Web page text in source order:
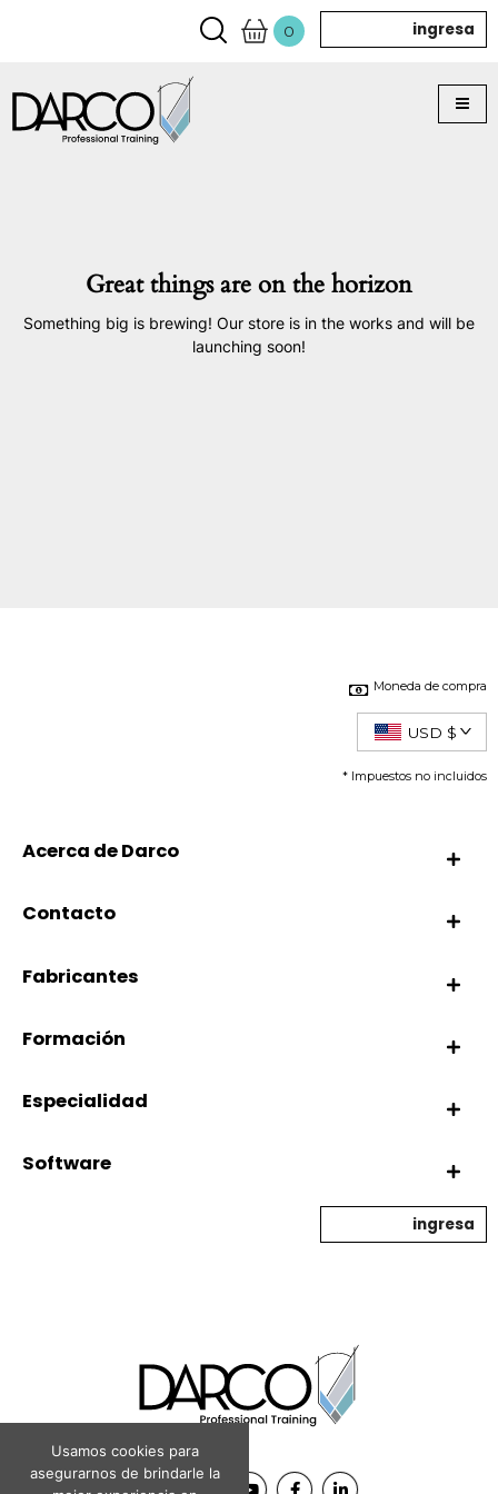
0 ingresa
Great things are on the horizon
Something big is brewing! Our store is in the works and will be
launching soon!
Moneda de compra
USD $
* Impuestos no incluidos
Acerca de Darco
Contacto
Fabricantes
Formación
Especialidad
Software
ingresa
Usamos cookies para
asegurarnos de brindarle la